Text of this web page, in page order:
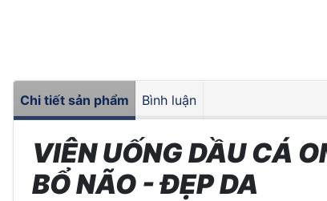
Chi tiết sản phẩm Bình luận
VIÊN UỐNG DẦU CÁ
BỔ NÃO - ĐẸP DA